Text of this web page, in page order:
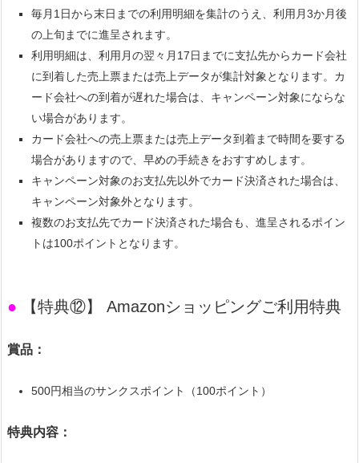
毎月1日から末日までの利用明細を集計のうえ、利用月3か月後
の上旬までに進呈されます。
利用明細は、利用月の翌々月17日までに支払先からカード会社
に到着した売上票または売上データが集計対象となります。カ
ード会社への到着が遅れた場合は、キャンペーン対象にならな
い場合があります。
カード会社への売上票または売上データ到着まで時間を要する
場合がありますので、早めの手続きをおすすめします。
キャンペーン対象のお支払先以外でカード決済された場合は、
キャンペーン対象外となります。
複数のお支払先でカード決済された場合も、進呈されるポイン
トは100ポイントとなります。
● 【特典⑫】 Amazonショッピングご利用特典
賞品：
500円相当のサンクスポイント（100ポイント）
特典内容：